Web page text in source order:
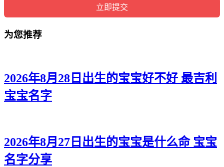
为您推荐
2026年8月28日出生的宝宝好不好 最吉利
宝宝名字
2026年8月27日出生的宝宝是什么命 宝宝
名字分享